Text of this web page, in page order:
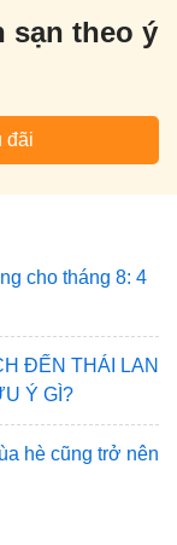
sạn theo ý
đãi
cho tháng 8: 4
ĐẾN THÁI LAN
Ý GÌ?
hè cũng trở nên